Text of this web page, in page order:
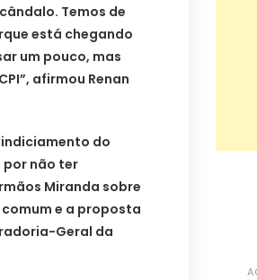
Temos de
está chegando
um pouco, mas
afirmou Renan
do
por não ter
Miranda sobre
e a proposta
Geral da